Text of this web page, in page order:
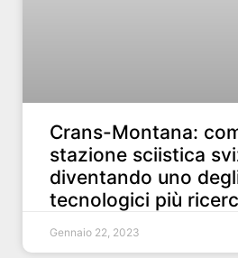
Crans-Montana:
stazione sciistica
diventando uno
tecnologici più
Gennaio 22, 2023